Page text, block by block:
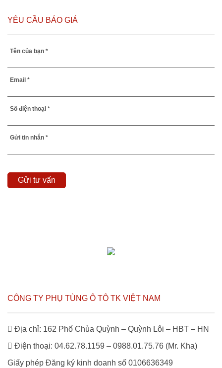
YÊU CẦU BÁO GIÁ
Tên của bạn *
Email *
Số điện thoại *
Gửi tin nhắn *
CÔNG TY PHỤ TÙNG Ô TÔ TK VIỆT NAM
Địa chỉ: 162 Phố Chùa Quỳnh – Quỳnh Lôi – HBT – HN
Điện thoại: 04.62.78.1159 – 0988.01.75.76 (Mr. Kha)
Giấy phép Đăng ký kinh doanh số 0106636349